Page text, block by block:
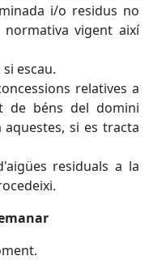
i/o residus no
normativa vigent així
escau.
relatives a
de béns del domini
si es tracta
residuals a la